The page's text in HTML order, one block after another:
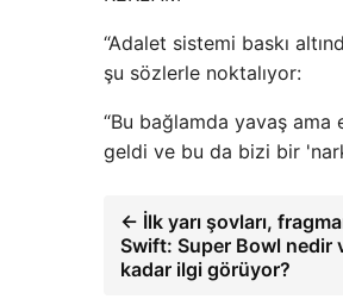
“Adalet sistemi baskı
şu sözlerle noktalıyor:
“Bu bağlamda yavaş
geldi ve bu da bizi bir
← İlk yarı şovları,
Swift: Super Bowl nedir
kadar ilgi görüyor?